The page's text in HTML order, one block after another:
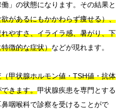
」の状態になります。その結果と
があるにもかかわらず痩せる）、
やすさ、イライラ感、暑がり、下
徴的な症状）などが現れます。
甲状腺ホルモン値・TSH値・抗体
きます。甲状腺疾患を専門とする
咽喉科で診察を受けることがで